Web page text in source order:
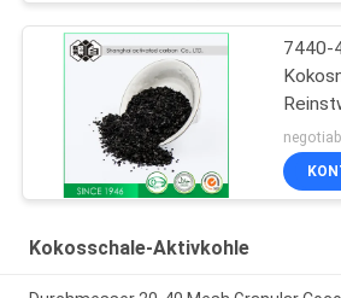
7440-
Kokosschale-Aktivkohle